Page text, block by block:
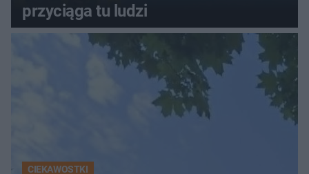
przyciąga tu ludzi
CIEKAWOSTKI